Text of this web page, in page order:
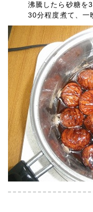
沸騰したら砂糖を
30分程度煮て、一